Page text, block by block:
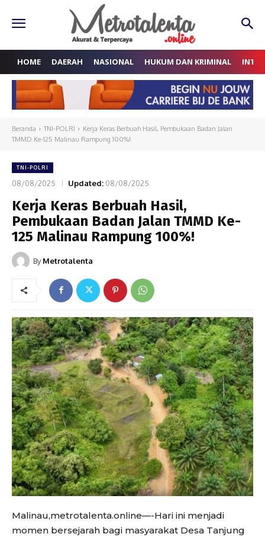
HOME DAERAH NASIONAL HUKUM DAN KRIMINAL
Beranda TNI-POLRI
Kerja Keras Berbuah Hasil, Pembukaan Badan Jalan
TMMD Ke-125 Malinau Rampung 100%!
TNI-POLRI
08/08/2025 Updated: 08/08/2025
Kerja Keras Berbuah Hasil,
Pembukaan Badan Jalan TMMD Ke-
125 Malinau Rampung 100%!
By Metrotalenta
Malinau,metrotalenta.online—-Hari ini menjadi
momen bersejarah bagi masyarakat Desa Tanjung